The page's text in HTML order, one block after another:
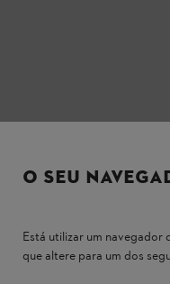
para os nossos
apropriadas para as
O SEU
Está utilizar um navegador
que altere para um dos